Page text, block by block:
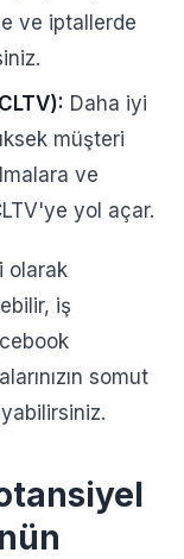
ve iptallerde
Daha iyi
müşteri
ve
yol açar.
olarak
iş
somut